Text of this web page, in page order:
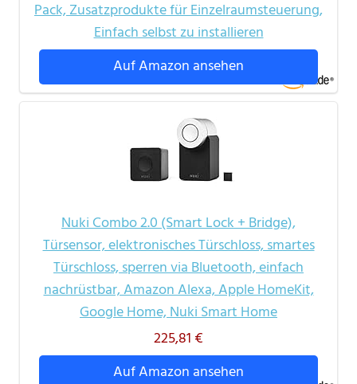
Pack, Zusatzprodukte für Einzelraumsteuerung,
Einfach selbst zu installieren
Auf Amazon ansehen
Nuki Combo 2.0 (Smart Lock + Bridge),
Türsensor, elektronisches Türschloss, smartes
Türschloss, sperren via Bluetooth, einfach
nachrüstbar, Amazon Alexa, Apple HomeKit,
Google Home, Nuki Smart Home
225,81 €
Auf Amazon ansehen